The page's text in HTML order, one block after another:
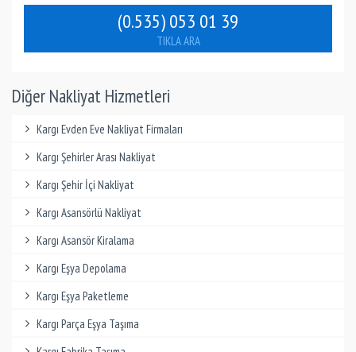
(0.535) 053 01 39
TIKLA ARA
Diğer Nakliyat Hizmetleri
Kargı Evden Eve Nakliyat Firmaları
Kargı Şehirler Arası Nakliyat
Kargı Şehir İçi Nakliyat
Kargı Asansörlü Nakliyat
Kargı Asansör Kiralama
Kargı Eşya Depolama
Kargı Eşya Paketleme
Kargı Parça Eşya Taşıma